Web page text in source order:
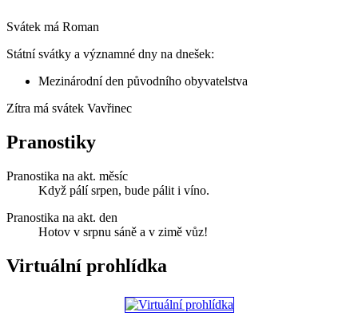
Svátek má Roman
Státní svátky a významné dny na dnešek:
Mezinárodní den původního obyvatelstva
Zítra má svátek Vavřinec
Pranostiky
Pranostika na akt. měsíc
Když pálí srpen, bude pálit i víno.
Pranostika na akt. den
Hotov v srpnu sáně a v zimě vůz!
Virtuální prohlídka